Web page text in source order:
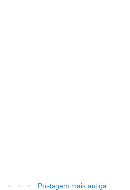
Postagem mais antiga